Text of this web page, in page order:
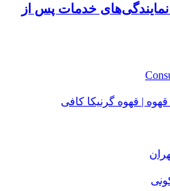
خدمات پس از
| قهوه گرنیکا کافی